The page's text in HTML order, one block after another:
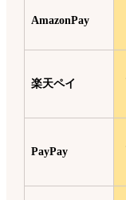
AmazonPay
楽天ペイ
PayPay